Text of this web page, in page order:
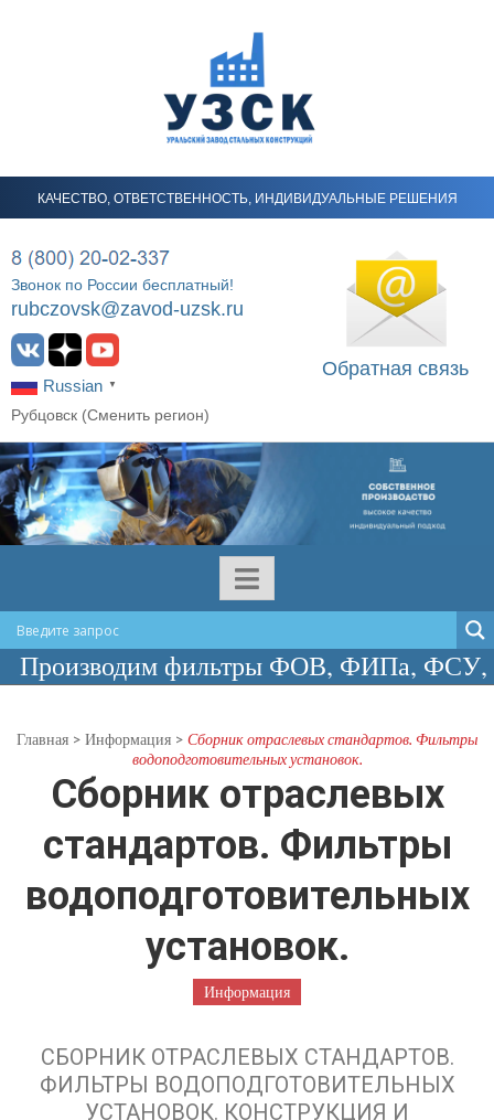
КАЧЕСТВО, ОТВЕТСТВЕННОСТЬ, ИНДИВИДУАЛЬНЫЕ РЕШЕНИЯ
Звонок по России бесплатный!
rubczovsk@zavod-uzsk.ru
Russian ▼
Обратная связь
Рубцовск (Сменить регион)
фильтры ФОВ, ФИПа, ФСУ, сосуды
Главная > Информация > Сборник отраслевых стандартов. Фильтры
водоподготовительных установок.
Сборник отраслевых
стандартов. Фильтры
водоподготовительных
установок.
Информация
СБОРНИК ОТРАСЛЕВЫХ СТАНДАРТОВ.
ФИЛЬТРЫ ВОДОПОДГОТОВИТЕЛЬНЫХ
УСТАНОВОК. КОНСТРУКЦИЯ И